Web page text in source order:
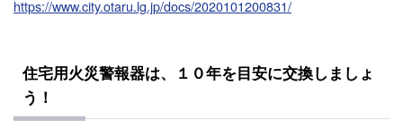
https://www.city.otaru.lg.jp/docs/2020101200831/
住宅用火災警報器は、１０年を目安に交換しましょ
う！